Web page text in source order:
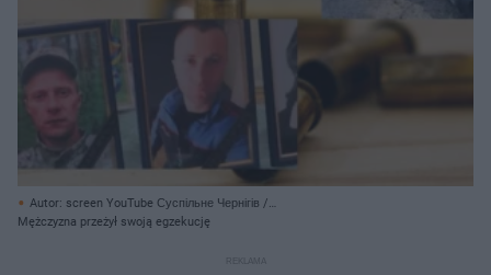
Autor: screen YouTube Суспільне Чернігів /
https://www.youtube.com/watch?v=LPzKh5od_Sg/ Archiwum prywatne
Mężczyzna przeżył swoją egzekucję